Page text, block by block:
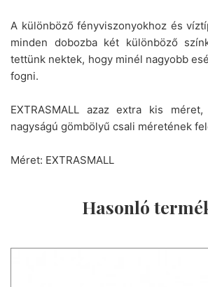
A különböző fényviszonyokhoz és
minden dobozba két különböző
tettünk nektek, hogy minél nagyobb
fogni.
EXTRASMALL azaz extra kis
nagyságú gömbölyű csali méretének
Méret: EXTRASMALL
Hasonló